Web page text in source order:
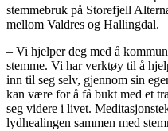
stemmebruk på Storefjell
mellom Valdres og Hallingdal.
– Vi hjelper deg med å
stemme. Vi har verktøy til å
inn til seg selv, gjennom sin
kan være for å få bukt med et
seg videre i livet.
lydhealingen sammen med